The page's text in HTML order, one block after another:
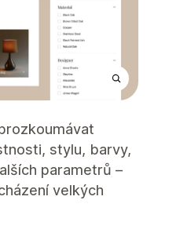
stylu, barvy,
parametrů –
velkých